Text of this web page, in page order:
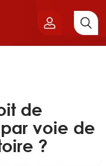
de
voie de
?